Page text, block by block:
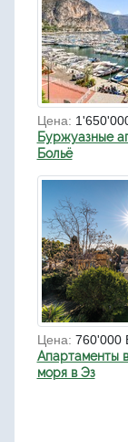
Цена:
Буржуазные
Больё
Цена: 760'000
Апартаменты
моря в Эз